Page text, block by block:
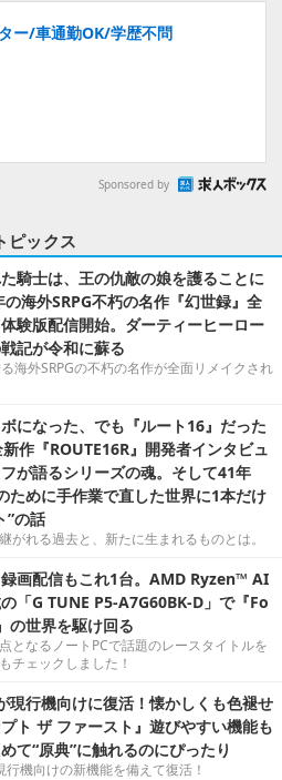
ー/車通勤OK/学歴不問
Sponsored by
ピックス
騎士は、王の仇敵の娘を護ることに
海外SRPG不朽の名作『幻世録』全
験版配信開始。ダーティーヒーロー
記が令和に蘇る
海外SRPGの不朽の名作が全面リメイクされ
になった、でも『ルート16』だった
作『ROUTE16R』開発者インタビュ
が語るシリーズの魂。そして41年
ために手作業で直した世界に1本だけ
”の話
がれる過去と、新たに生まれるものとは。
画配信もこれ1台。AMD Ryzen™ AI
「G TUNE P5-A7G60BK-D」で『Fo
世界を駆け回る
となるノートPCで話題のレースタイトルを
チェックしました！
現行機向けに復活！懐かしくも色褪せ
ト ザ ファースト』遊びやすい機能も
て“原典”に触れるのにぴったり
機向けの新機能を備えて復活！